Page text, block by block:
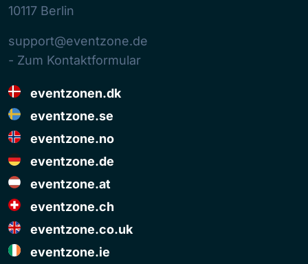
10117 Berlin
support@eventzone.de
- Zum Kontaktformular
eventzonen.dk
eventzone.se
eventzone.no
eventzone.de
eventzone.at
eventzone.ch
eventzone.co.uk
eventzone.ie